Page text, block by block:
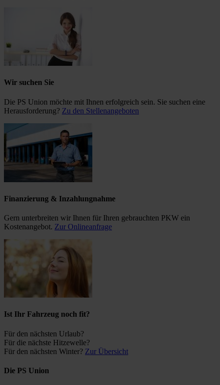
Wir suchen Sie
Die PS Union möchte mit Ihnen erfolgreich sein. Sie suchen eine
Herausforderung? Zu den Stellenangeboten
Finanzierung & Inzahlungnahme
Gern unterbreiten wir Ihnen für Ihren gebrauchten PKW ein
Kostenangebot. Zur Onlineanfrage
Ist Ihr Fahrzeug noch fit?
Für den nächsten Urlaub?
Für die nächste Hitzewelle?
Für den nächsten Winter? Zur Übersicht
Die PS Union